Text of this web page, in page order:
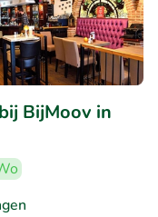
BijMoov in